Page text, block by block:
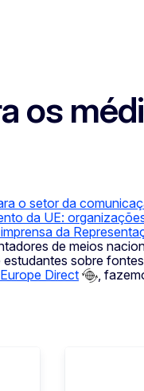
os
o setor da
da UE:
da
de meios
estudantes sobre
Europe Direct
,